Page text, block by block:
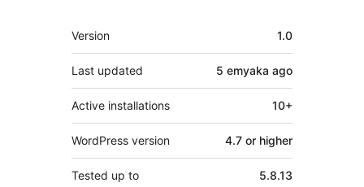
Meta
Version 1.0
Last updated 5 emyaka ago
Active installations 10+
WordPress version 4.7 or higher
Tested up to 5.8.13